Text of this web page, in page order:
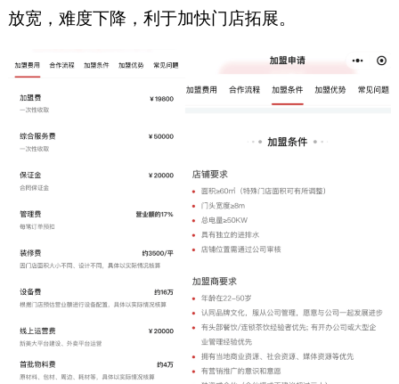
放宽，难度下降，利于加快门店拓展。